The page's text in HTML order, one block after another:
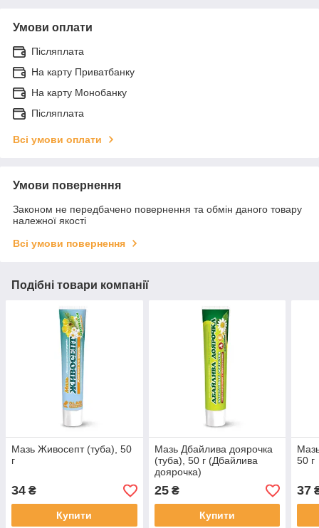
Умови оплати
Післяплата
На карту Приватбанку
На карту Монобанку
Післяплата
Всі умови оплати
Умови повернення
Законом не передбачено повернення та обмін даного товару
належної якості
Всі умови повернення
Подібні товари компанії
Мазь Живосепт (туба), 50
г
34 ₴
Купити
Мазь Дбайлива доярочка
(туба), 50 г (Дбайлива
доярочка)
25₴
Купити
50 г
37